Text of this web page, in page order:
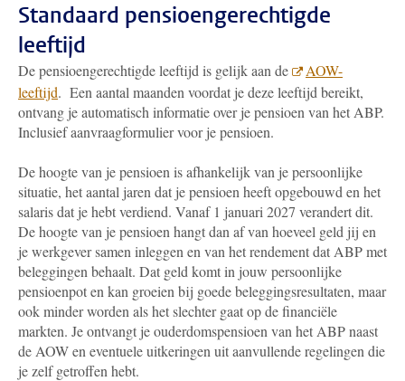
Standaard pensioengerechtigde
leeftijd
De pensioengerechtigde leeftijd is gelijk aan de
AOW-
leeftijd. Een aantal maanden voordat je deze leeftijd bereikt,
ontvang je automatisch informatie over je pensioen van het ABP.
Inclusief aanvraagformulier voor je pensioen.
De hoogte van je pensioen is afhankelijk van je persoonlijke
situatie, het aantal jaren dat je pensioen heeft opgebouwd en het
salaris dat je hebt verdiend. Vanaf 1 januari 2027 verandert dit.
De hoogte van je pensioen hangt dan af van hoeveel geld jij en
je werkgever samen inleggen en van het rendement dat ABP met
beleggingen behaalt. Dat geld komt in jouw persoonlijke
pensioenpot en kan groeien bij goede beleggingsresultaten, maar
ook minder worden als het slechter gaat op de financiële
markten. Je ontvangt je ouderdomspensioen van het ABP naast
de AOW en eventuele uitkeringen uit aanvullende regelingen die
je zelf getroffen hebt.